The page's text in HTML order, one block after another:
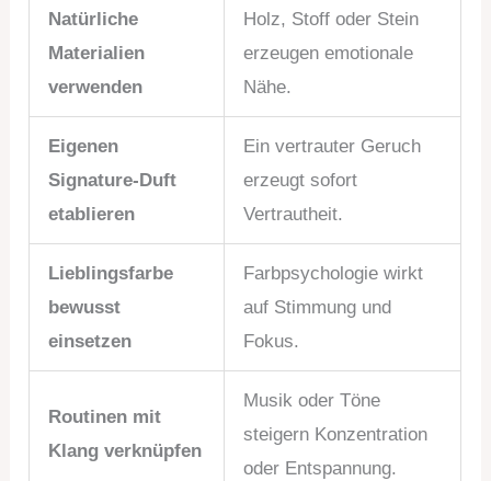
Natürliche
Materialien
verwenden
Holz, Stoff oder Stein
erzeugen emotionale
Nähe.
Eigenen
Signature-Duft
etablieren
Ein vertrauter Geruch
erzeugt sofort
Vertrautheit.
Lieblingsfarbe
bewusst
einsetzen
Farbpsychologie wirkt
auf Stimmung und
Fokus.
Routinen mit
Klang verknüpfen
Musik oder Töne
steigern Konzentration
oder Entspannung.